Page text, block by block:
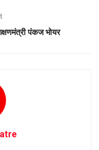
पंकज भोयर